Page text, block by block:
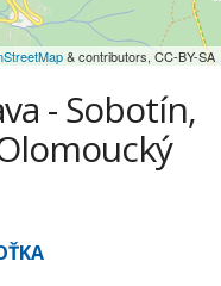
& contributors, CC-BY-SA
- Sobotín,